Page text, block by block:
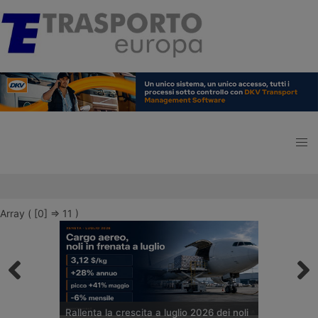
Array ( [0] => 11 )
Rallenta la crescita a luglio 2026 dei noli